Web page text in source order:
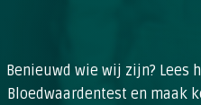
Benieuwd wie wij zijn? Lees
Bloedwaardentest en maak